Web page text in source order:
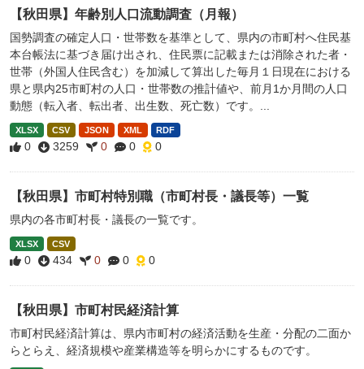
【秋田県】年齢別人口流動調査（月報）
国勢調査の確定人口・世帯数を基準として、県内の市町村へ住民基
本台帳法に基づき届け出され、住民票に記載または消除された者・
世帯（外国人住民含む）を加減して算出した毎月１日現在における
県と県内25市町村の人口・世帯数の推計値や、前月1か月間の人口
動態（転入者、転出者、出生数、死亡数）です。...
XLSX CSV JSON XML RDF
0 3259 0 0 0
【秋田県】市町村特別職（市町村長・議長等）一覧
県内の各市町村長・議長の一覧です。
XLSX CSV
0 434 0 0 0
【秋田県】市町村民経済計算
市町村民経済計算は、県内市町村の経済活動を生産・分配の二面か
らとらえ、経済規模や産業構造等を明らかにするものです。